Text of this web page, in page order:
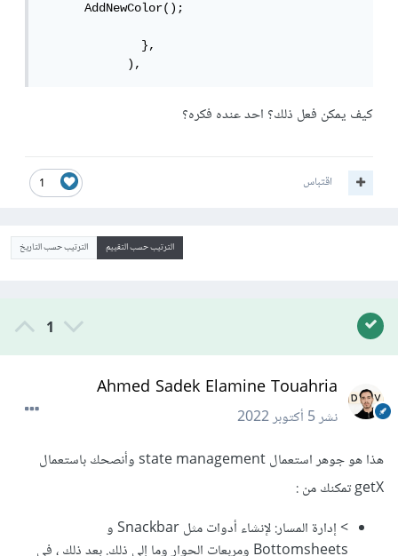
      AddNewColor();
              },
            ),
كيف يمكن فعل ذلك؟ احد عنده فكره؟
1 اقتباس
الترتيب حسب التقييم الترتيب حسب التاريخ
1
Ahmed Sadek Elamine Touahria
نشر5 أكتوبر 2022
هذا هو جوهر استعمال state management وأنصحك باستعمال
getX تمكنك من :
> إدارة المسار: لإنشاء أدوات مثل Snackbar و